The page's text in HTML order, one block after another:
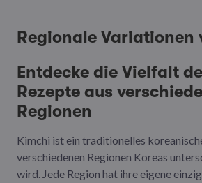
Regionale Variationen
Entdecke die Vielfalt
Rezepte aus
Regionen
Kimchi ist ein traditionelles
verschiedenen Regionen Koreas
wird. Jede Region hat ihre eigene